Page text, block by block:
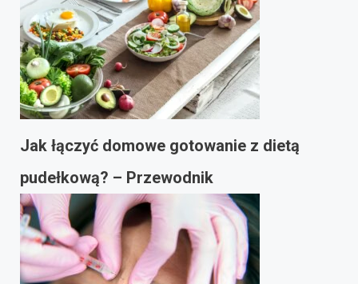
Jak łączyć domowe gotowanie z dietą
pudełkową? – Przewodnik